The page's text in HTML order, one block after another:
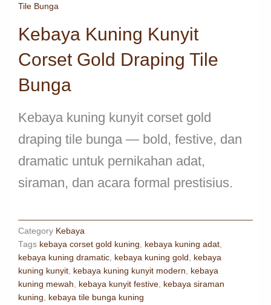
Tile Bunga
Kebaya Kuning Kunyit
Corset Gold Draping Tile
Bunga
Kebaya kuning kunyit corset gold
draping tile bunga — bold, festive, dan
dramatic untuk pernikahan adat,
siraman, dan acara formal prestisius.
Category Kebaya
Tags kebaya corset gold kuning, kebaya kuning adat,
kebaya kuning dramatic, kebaya kuning gold , kebaya
kuning kunyit, kebaya kuning kunyit modern, kebaya
kuning mewah, kebaya kunyit festive, kebaya siraman
kuning, kebaya tile bunga kuning